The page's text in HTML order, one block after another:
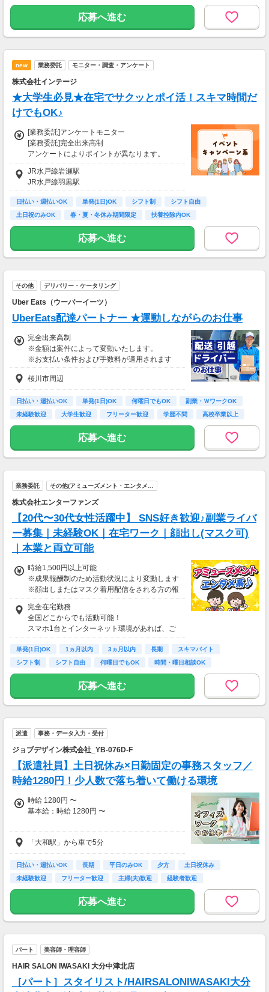
応募へ進む
new 業務委託 モニター・調査・アンケート
株式会社インテージ
★大学生必見★在宅でサクッとポイ活！スキマ時間だ
けでもOK♪
[業務委託]アンケートモニター
[業務委託]完全出来高制
アンケートによりポイントが異なります。
ポイントはネットポイントや電子ギフト券等に
交換可能です。
※ポイント交換先は変更となる場合があります
＜通常のアンケート＞
様々な商品やサービスの利用状況やご意見を伺
います。
2～3ポイントの簡単なアンケートから、数十～
数百ポイントのアンケートまで様々な種類があ
＜グループインタビュー＞
品やサービスについてお話いただきます。
1回につき、1～2時間程度で数千円程度の謝礼
【交通費】
なし
JR水戸線岩瀬駅
JR水戸線羽黒駅
日払い・週払いOK 単発(1日)OK シフト制
シフト自由
土日祝のみOK
春・夏・冬休み期間限定
扶養控除内OK
副業・ＷワークOK
週2日からOK
応募へ進む
その他 デリバリー・ケータリング
Uber Eats（ウーバーイーツ）
UberEats配達パートナー ★運動しながらのお仕事
完全出来高制
※金額は案件によって変動いたします。
※お支払い条件および手数料が適用されます
桜川市周辺
日払い・週払いOK 単発(1日)OK 何曜日でもOK
副業・ＷワークOK
未経験歓迎
大学生歓迎 フリーター歓迎 学歴不問 高校卒業以上
応募へ進む
業務委託 その他(アミューズメント・エンタメ…
株式会社エンターファンズ
【20代〜30代女性活躍中】 SNS好き歓迎♪副業ライバ
ー募集｜未経験OK｜在宅ワーク｜顔出し(マスク可)
｜本業と両立可能
時給1,500円以上可能
※成果報酬制のため活動状況により変動します
※顔出しまたはマスク着用配信をされる方の報
酬基準となります
【収入例】
■事務職Aさん（週3日・月50時間程度）
月収8万円～15万円
月収15万円～25万円
■主婦Cさん（月100時間程度）
月収20万円以上
現在活躍中のライバーの多くは会社員や主婦の
方。
本業や家庭と両立しながら副業として活動され
ています。
完全在宅勤務
全国どこからでも活動可能！
スマホ1台とインターネット環境があれば、ご
自宅からスタートできます。
通勤時間ゼロだから、本業やプライベートとの
両立もラクラク♪
単発(1日)OK 1ヵ月以内 3ヵ月以内 長期
スキマバイト
シフト制
シフト自由 何曜日でもOK 時間・曜日相談OK
応募へ進む
派遣 事務・データ入力・受付
ジョブデザイン株式会社_YB-076D-F
【派遣社員】土日祝休み×日勤固定の事務スタッフ／
時給1280円！少人数で落ち着いて働ける環境
時給 1280円 〜
基本給：時給 1280円 〜
時給：1280円
・通勤手当あり
・残業代別途全額支給
「大和駅」から車で5分
日払い・週払いOK 長期 平日のみOK 夕方
土日祝休み
未経験歓迎
フリーター歓迎 主婦(夫)歓迎 経験者歓迎
応募へ進む
パート 美容師・理容師
HAIR SALON IWASAKI 大分中津北店
［パート］スタイリスト/HAIRSALONIWASAKI大分